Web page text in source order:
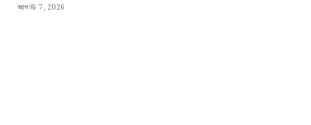
আগস্ট 7, 2026